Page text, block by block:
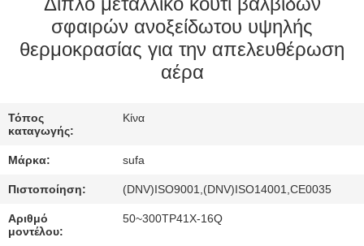
ΈΛΕΓΧΟΣ
ΕΠΙΚΟΙΝΩΝΉΣΤΕ
ΜΑΖΊ
ΜΑΣ
ΕΙΔΉΣΕΙΣ
σφαιρών ανοξείδωτου υψηλής
θερμοκρασίας για την απελευθέρωση
αέρα
Τόπος
καταγωγής:
Κίνα
Μάρκα: sufa
Πιστοποίηση: (DNV)ISO9001,(DNV)ISO14001,CE0035
Αριθμό
μοντέλου:
50~300TP41X-16Q